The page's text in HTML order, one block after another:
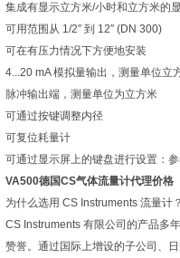
集成有显示立方米/小时和立方米的
可用范围从 1/2″ 到 12″ (DN 300)
可在有压力情况下方便地安装
4...20 mA 模拟量输出，测量单位立
脉冲输出端，测量单位为立方米
可通过按键调整内径
可复位耗量计
可通过显示屏上的键盘进行设置：
VA500德国CS气体流量计代理价格
为什么选用 CS Instruments 流量计
CS Instruments 有限公司的产品多
赞誉。通过国际上增设的子公司、